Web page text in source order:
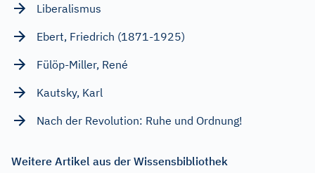
Liberalismus
Ebert, Friedrich (1871-1925)
Fülöp-Miller, René
Kautsky, Karl
Nach der Revolution: Ruhe und Ordnung!
Weitere Artikel aus der Wissensbibliothek